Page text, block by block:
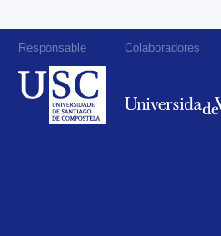
Responsable Colaboradores